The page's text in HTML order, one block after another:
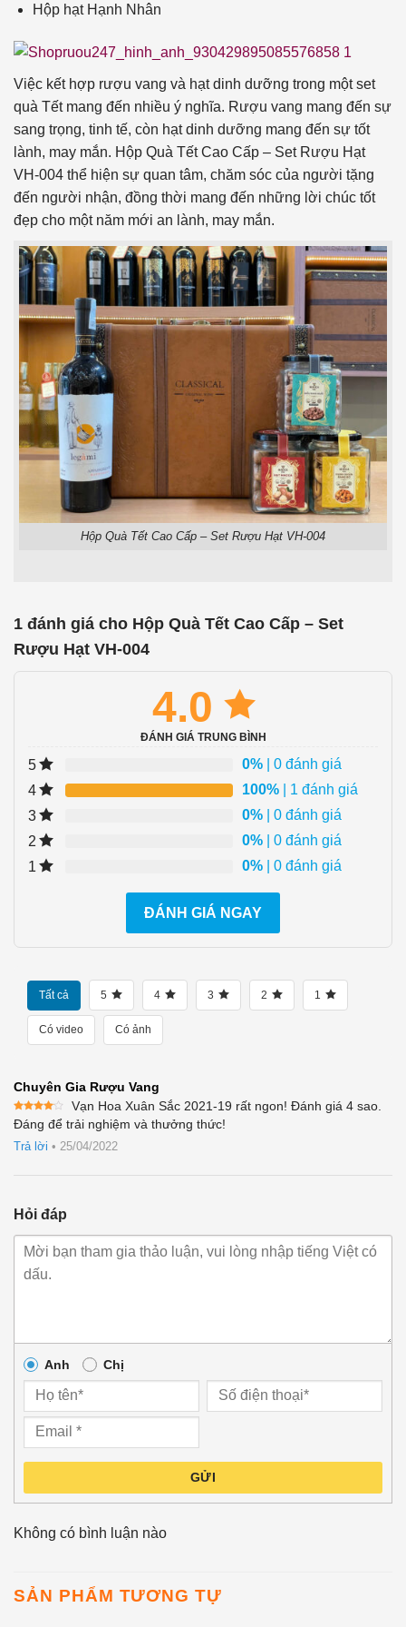
Hộp hạt Hạnh Nhân
Việc kết hợp rượu vang và hạt dinh dưỡng trong một set
quà Tết mang đến nhiều ý nghĩa. Rượu vang mang đến sự
sang trọng, tinh tế, còn hạt dinh dưỡng mang đến sự tốt
lành, may mắn. Hộp Quà Tết Cao Cấp – Set Rượu Hạt
VH-004 thể hiện sự quan tâm, chăm sóc của người tặng
đến người nhận, đồng thời mang đến những lời chúc tốt
đẹp cho một năm mới an lành, may mắn.
Hộp Quà Tết Cao Cấp – Set Rượu Hạt VH-004
1 đánh giá cho Hộp Quà Tết Cao Cấp – Set
Rượu Hạt VH-004
4.0
ĐÁNH GIÁ TRUNG BÌNH
5 0% | 0 đánh giá
4
100% | 1 đánh giá
3
0% | 0 đánh giá
2
0% | 0 đánh giá
1
0% | 0 đánh giá
ĐÁNH GIÁ NGAY
Tất cả 5 4 3 2 1
Có video Có ảnh
Chuyên Gia Rượu Vang
Được
xếp
hạng4
5 sao
Vạn Hoa Xuân Sắc 2021-19 rất ngon! Đánh giá 4 sao.
Đáng để trải nghiệm và thưởng thức!
Trả lời • 25/04/2022
Hỏi đáp
Anh Chị
GỬI
Không có bình luận nào
SẢN PHẨM TƯƠNG TỰ